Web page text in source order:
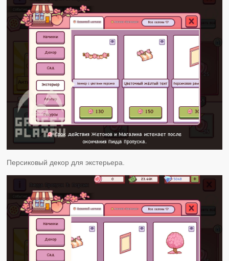
Персиковый декор для экстерьера.